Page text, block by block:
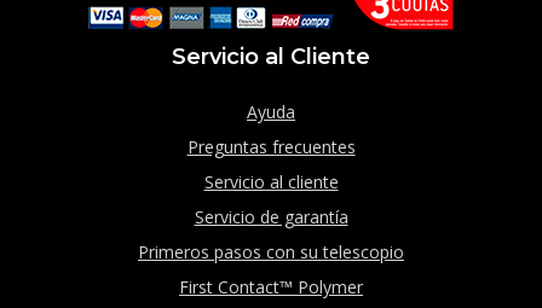
Servicio al Cliente
Ayuda
Preguntas frecuentes
Servicio al cliente
Servicio de garantía
Primeros pasos con su telescopio
First Contact™ Polymer